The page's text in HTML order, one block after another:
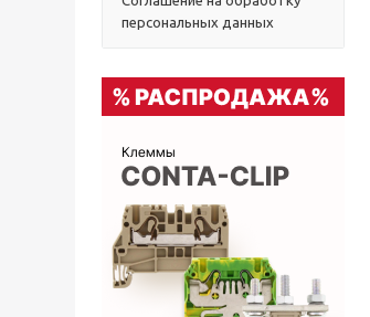
персональных данных